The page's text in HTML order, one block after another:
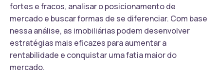
fortes e fracos, analisar o posicionamento de
mercado e buscar formas de se diferenciar. Com base
nessa análise, as imobiliárias podem desenvolver
estratégias mais eficazes para aumentar a
rentabilidade e conquistar uma fatia maior do
mercado.